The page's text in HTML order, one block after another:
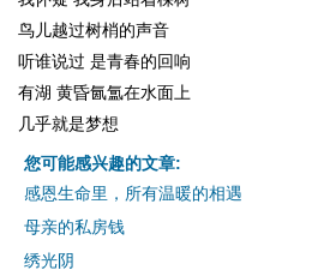
鸟儿越过树梢的声音
听谁说过 是青春的回响
有湖 黄昏氤氲在水面上
几乎就是梦想
您可能感兴趣的文章:
感恩生命里，所有温暖的相遇
母亲的私房钱
绣光阴